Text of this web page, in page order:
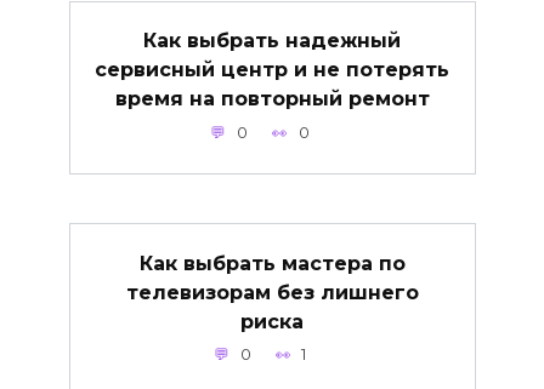
Как выбрать надежный
сервисный центр и не потерять
время на повторный ремонт
0 0
Как выбрать мастера по
телевизорам без лишнего
риска
0 1